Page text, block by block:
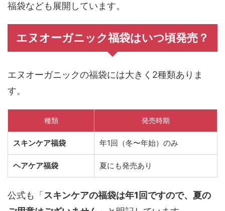
オーガニック系コスメの中では比較的リーズナブル
で、
楽天市場では定番商品のほかにトライアルセットや
福袋なども展開しています。
エヌオーガニックの福袋には大きく2種類ありま
す。
スキンケア福袋 年1回（冬〜年始）のみ